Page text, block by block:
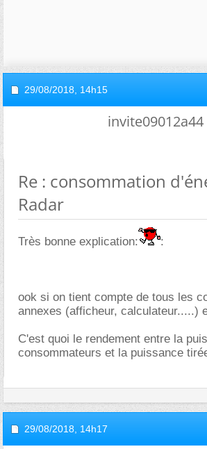
29/08/2018, 14h15
invite09012a44
Re : consommation
Radar
Très bonne explication: :
ook si on tient compte de tous les
annexes (afficheur, calculateur.....)
C'est quoi le rendement entre la
consommateurs et la puissance
29/08/2018, 14h17